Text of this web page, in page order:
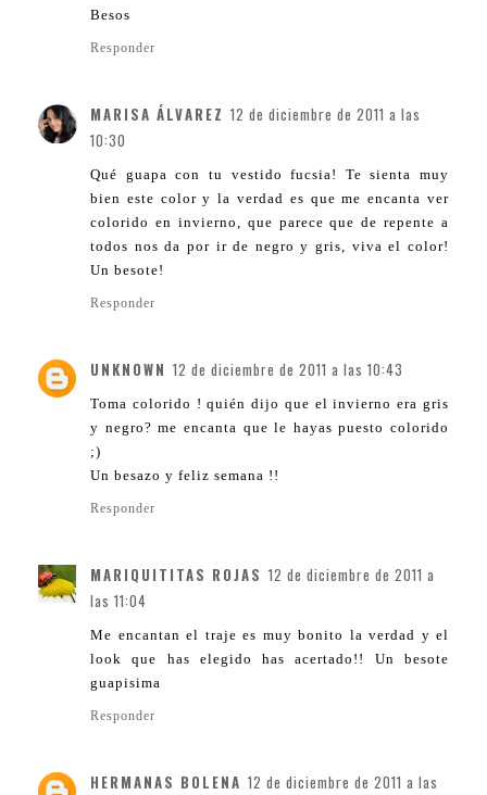
Besos
Responder
MARISA ÁLVAREZ 12 de diciembre de 2011 a las
10:30
Qué guapa con tu vestido fucsia! Te sienta muy
bien este color y la verdad es que me encanta ver
colorido en invierno, que parece que de repente a
todos nos da por ir de negro y gris, viva el color!
Un besote!
Responder
UNKNOWN 12 de diciembre de 2011 a las 10:43
Toma colorido ! quién dijo que el invierno era gris
y negro? me encanta que le hayas puesto colorido
;)
Un besazo y feliz semana !!
Responder
MARIQUITITAS ROJAS 12 de diciembre de 2011 a
las 11:04
Me encantan el traje es muy bonito la verdad y el
look que has elegido has acertado!! Un besote
guapisima
Responder
HERMANAS BOLENA 12 de diciembre de 2011 a las